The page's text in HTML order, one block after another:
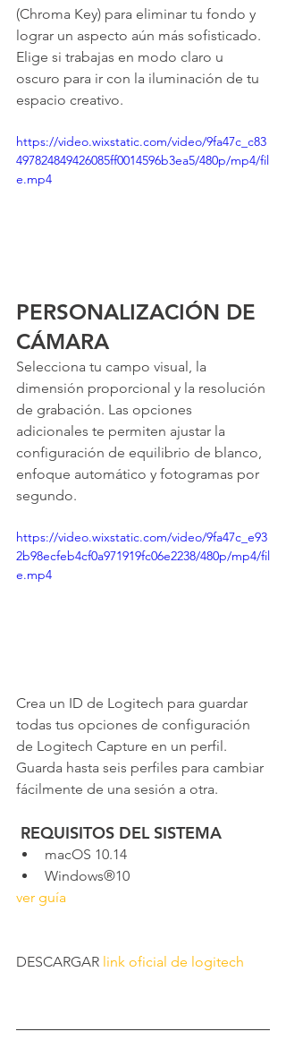
(Chroma Key) para eliminar tu fondo y
lograr un aspecto aún más sofisticado.
Elige si trabajas en modo claro u
oscuro para ir con la iluminación de tu
espacio creativo.
https://video.wixstatic.com/video/9fa47c_c83
497824849426085ff0014596b3ea5/480p/mp4/fil
e.mp4
PERSONALIZACIÓN DE
CÁMARA
Selecciona tu campo visual, la
dimensión proporcional y la resolución
de grabación. Las opciones
adicionales te permiten ajustar la
configuración de equilibrio de blanco,
enfoque automático y fotogramas por
segundo.
https://video.wixstatic.com/video/9fa47c_e93
2b98ecfeb4cf0a971919fc06e2238/480p/mp4/fil
e.mp4
Crea un ID de Logitech para guardar
todas tus opciones de configuración
de Logitech Capture en un perfil.
Guarda hasta seis perfiles para cambiar
fácilmente de una sesión a otra.
REQUISITOS DEL SISTEMA
macOS 10.14
Windows®10
ver guía
DESCARGAR link oficial de logitech